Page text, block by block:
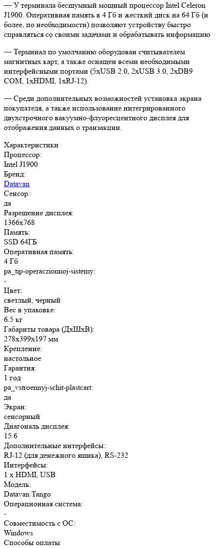
— У терминала бесшумный мощный процессор Intel Celeron
J1900. Оперативная память в 4 Гб и жесткий диск на 64 Гб (и
более, по необходимости) позволяют устройству быстро
справляться со своими задачами и обрабатывать информацию
— Терминал по умолчанию оборудован считывателем
магнитных карт, а также оснащен всеми необходимыми
интерфейсными портами (5хUSB 2.0, 2хUSB 3.0, 2хDB9
COM, 1хHDMI, 1хRJ-12).
— Среди дополнительных возможностей установка экрана
покупателя, а также использование интегрированного
двухстрочного вакуумно-флуоресцентного дисплея для
отображения данных о транзакции.
Характеристики
Процессор:
Intel J1900
Бренд:
Datavan
Сенсор:
да
Разрешение дисплея:
1366x768
Память:
SSD 64ГБ
Оперативная память:
4 Гб
pa_tip-operaczionnoj-sistemy:
-
Цвет:
светлый, черный
Вес в упаковке:
6.5 кг
Габариты товара (ДxШxВ):
278x399x197 мм
Крепление:
настольное
Гарантия:
1 год
pa_vstroennyj-schit-plastcart:
да
Экран:
сенсорный
Диагональ дисплея:
15.6
Дополнительные интерфейсы:
RJ-12 (для денежного ящика), RS-232
Интерфейсы:
1 x HDMI, USB
Модель:
Datavan Tango
Операционная система:
-
Совместимость с ОС:
Windows
Способы оплаты